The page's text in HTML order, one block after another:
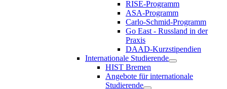
RISE-Programm
ASA-Programm
Carlo-Schmid-Programm
Go East - Russland in der
Praxis
DAAD-Kurzstipendien
Internationale Studierende
HIST Bremen
Angebote für internationale
Studierende